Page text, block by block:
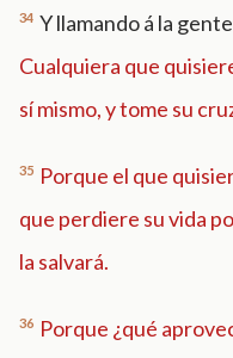
34 Y llamando á la
Cualquiera que
sí mismo, y tome su
35 Porque el que
que perdiere su vida
la salvará.
36 Porque ¿qué